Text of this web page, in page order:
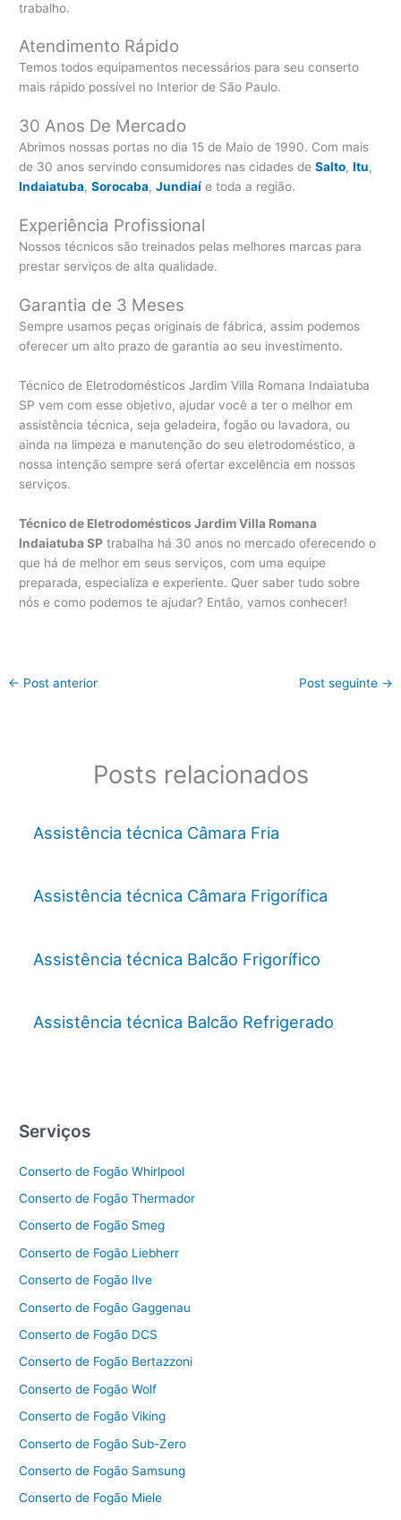
trabalho.
Atendimento Rápido
Temos todos equipamentos necessários para seu conserto
mais rápido possível no Interior de São Paulo.
30 Anos De Mercado
Abrimos nossas portas no dia 15 de Maio de 1990. Com mais
de 30 anos servindo consumidores nas cidades deSalto,Itu,
Indaiatuba,Sorocaba,Jundiaí e toda a região.
Experiência Profissional
Nossos técnicos são treinados pelas melhores marcas para
prestar serviços de alta qualidade.
Garantia de 3 Meses
Sempre usamos peças originais de fábrica, assim podemos
oferecer um alto prazo de garantia ao seu investimento.
Técnico de Eletrodomésticos Jardim Villa Romana Indaiatuba
SP vem com esse objetivo, ajudar você a ter o melhor em
assistência técnica, seja geladeira, fogão ou lavadora, ou
ainda na limpeza e manutenção do seu eletrodoméstico, a
nossa intenção sempre será ofertar excelência em nossos
serviços.
Técnico de Eletrodomésticos Jardim Villa Romana
Indaiatuba SP trabalha há 30 anos no mercado oferecendo o
que há de melhor em seus serviços, com uma equipe
preparada, especializa e experiente. Quer saber tudo sobre
nós e como podemos te ajudar? Então, vamos conhecer!
← Post anterior Post seguinte →
Posts relacionados
Assistência técnica Câmara Fria
Assistência técnica Câmara Frigorífica
Assistência técnica Balcão Frigorífico
Assistência técnica Balcão Refrigerado
Serviços
Conserto de Fogão Whirlpool
Conserto de Fogão Thermador
Conserto de Fogão Smeg
Conserto de Fogão Liebherr
Conserto de Fogão Ilve
Conserto de Fogão Gaggenau
Conserto de Fogão DCS
Conserto de Fogão Bertazzoni
Conserto de Fogão Wolf
Conserto de Fogão Viking
Conserto de Fogão Sub-Zero
Conserto de Fogão Samsung
Conserto de Fogão Miele